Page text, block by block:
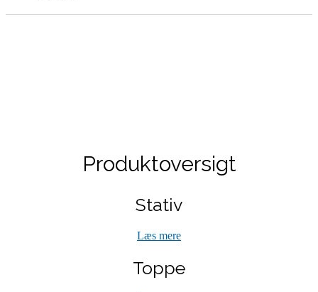
Produktoversigt
Stativ
Læs mere
Toppe